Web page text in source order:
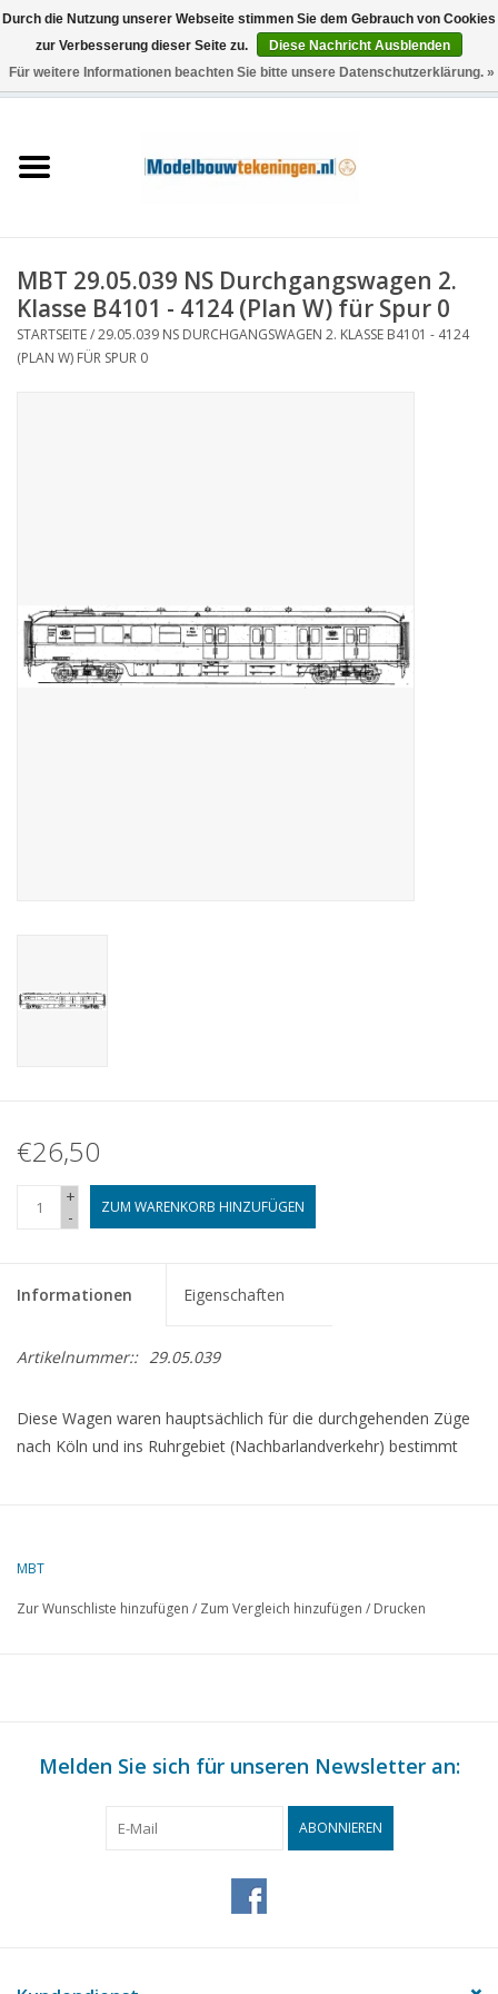
0 Artikel - €0,00
Schiffe
Holzbau
Landschaft
Neue Zeichnungen
NEUE ZEITSCHRIFTEN
MBT 29.05.039 NS Durchgangswagen 2.
Klasse B4101 - 4124 (Plan W) für Spur 0
STARTSEITE/29.05.039 NS DURCHGANGSWAGEN 2. KLASSE B4101 - 4124
(PLAN W) FÜR SPUR 0
€26,50
+
-
ZUM WARENKORB HINZUFÜGEN
Informationen Eigenschaften
Artikelnummer:: 29.05.039
Diese Wagen waren hauptsächlich für die durchgehenden Züge
nach Köln und ins Ruhrgebiet (Nachbarlandverkehr) bestimmt
MBT
Zur Wunschliste hinzufügen / Zum Vergleich hinzufügen / Drucken
Melden Sie sich für unseren Newsletter an:
ABONNIEREN
Durch die Nutzung unserer Webseite stimmen Sie dem Gebrauch von Cookies
zur Verbesserung dieser Seite zu.
Diese Nachricht Ausblenden
Für weitere Informationen beachten Sie bitte unsere Datenschutzerklärung. »